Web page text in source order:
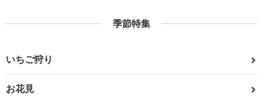
季節特集
いちご狩り
お花見